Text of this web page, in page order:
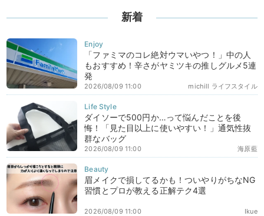
新着
「ファミマのコレ絶対ウマいやつ！」中の人
もおすすめ！辛さがヤミツキの推しグルメ5連
発
michill ライフスタイル
2026/08/09 11:00
ダイソーで500円か…って悩んだことを後
悔！「見た目以上に使いやすい！」通気性抜
群なバッグ
海原藍
2026/08/09 11:00
眉メイクで損してるかも！ついやりがちなNG
習慣とプロが教える正解テク4選
Ikue
2026/08/09 11:00